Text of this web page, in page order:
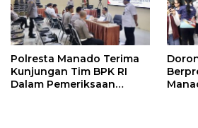
Polresta Manado Terima
Kunjungan Tim BPK RI
Dalam Pemeriksaan